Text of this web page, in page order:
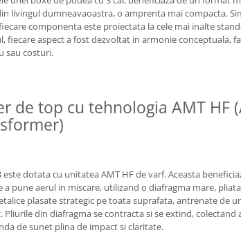
livingul dumneavaoastra, o amprenta mai compacta.
componenta este proiectata la cele mai inalte
fiecare aspect a fost dezvoltat in armonie conceptuala,
sau costuri.
de top cu tehnologia AMT HF
este dotata cu unitatea AMT HF de varf. Aceasta
a pune aerul in miscare, utilizand o diafragma mare,
plasate strategic pe toata suprafata, antrenate de
Pliurile din diafragma se contracta si se extind,
de sunet plina de impact si claritate.